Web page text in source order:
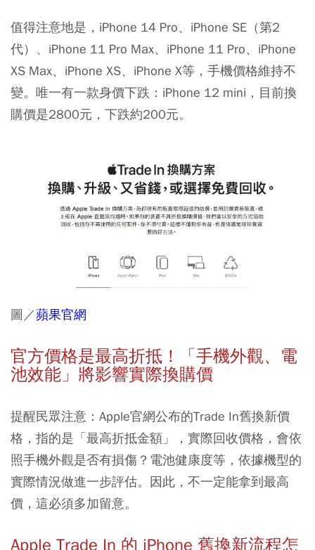
值得注意地是，iPhone 14 Pro、iPhone SE（第2
代）、iPhone 11 Pro Max、iPhone 11 Pro、iPhone
XS Max、iPhone XS、iPhone X等，手機價格維持不
變。唯一有一款身價下跌：iPhone 12 mini，目前換
購價是2800元，下跌約200元。
圖／蘋果官網
官方價格是最高折抵！「手機外觀、電
池效能」將影響實際換購價
提醒民眾注意：Apple官網公布的Trade In舊換新價
格，指的是「最高折抵金額」，實際回收價格，會依
照手機外觀是否有損傷？電池健康度等，依據機型的
實際情況做進一步評估。 因此，不一定能拿到最高
價，這必須多加留意。
Apple Trade In 的 iPhone 舊換新流程怎